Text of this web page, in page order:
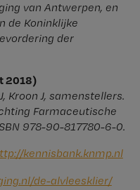
van Antwerpen, en
de Koninklijke
der
2018)
Kroon J, samenstellers.
Farmaceutische
978-90-817780-6-0.
​kennisbank.​knmp.​nl
​de-alvleesklier/​